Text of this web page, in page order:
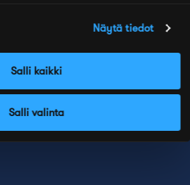
Näytä tiedot
Salli kaikki
Salli valinta
sukkatehdas Tampereelta,
omalla tehtaallamme Suomessa.